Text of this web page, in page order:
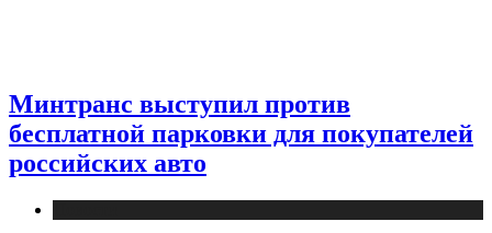
Минтранс выступил против
бесплатной парковки для покупателей
российских авто